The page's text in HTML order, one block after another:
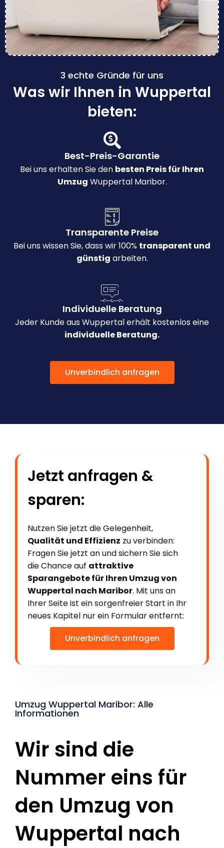
3 echte Gründe für uns
Was wir Ihnen in Wuppertal
bieten:
Best-Preis-Garantie
Bei uns erhalten Sie den besten Preis für Ihren
Umzug Wuppertal Maribor.
Transparente Preise
Bei uns wissen Sie, dass wir 100% transparent und
günstig arbeiten.
Individuelle Beratung
Jeder Kunde aus Wuppertal erhält kostenlos eine
individuelle Beratung.
Unverbindlich anfragen
Jetzt anfragen &
sparen:
Nutzen Sie jetzt die Gelegenheit,
Qualität und Effizienz zu verbinden:
Fragen Sie jetzt an und sichern Sie sich
die Chance auf attraktive
Sparangebote für Ihren Umzug von
Wuppertal nach Maribor. Mit uns an
Ihrer Seite ist ein sorgenfreier Start in Ihr
neues Kapitel nur ein Formular entfernt:
Unverbindlich anfragen
Umzug Wuppertal Maribor: Alle
Informationen
Wir sind die
Nummer eins für
den Umzug von
Wuppertal nach